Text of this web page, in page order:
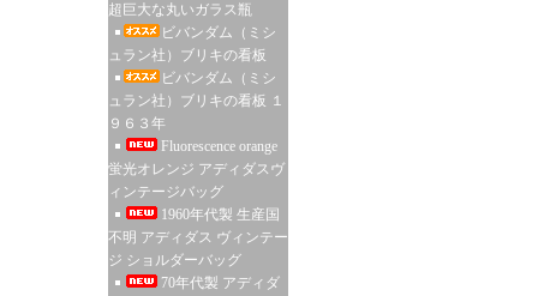
超巨大な丸いガラス瓶
ビバンダム（ミシ
ュラン社）ブリキの看板
ビバンダム（ミシ
ュラン社）ブリキの看板 １
９６３年
Fluorescence orange
蛍光オレンジ アディダスヴ
ィンテージバッグ
1960年代製 生産国
不明 アディダス ヴィンテー
ジ ショルダーバッグ
70年代製 アディダ